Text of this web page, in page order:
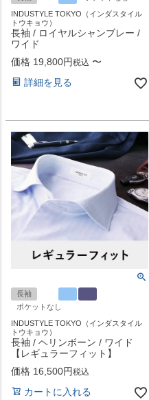
INDUSTYLE TOKYO（インダスタイル
トウキョウ）
長袖 / ロイヤルシャンブレー /
ワイド
価格 19,800 税込 〜
詳細を見る
長袖
ポケットなし
INDUSTYLE TOKYO（インダスタイル
トウキョウ）
長袖 / ヘリンボーン / ワイド
【レギュラーフィット】
価格 16,500 税込
カートに入れる